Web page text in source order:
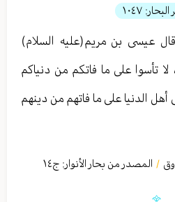
١٠٤٧
عيسى بن مريم(عليه السلام)
لا تأسوا على ما فاتكم من دنياكم
أهل الدنيا على ما فاتهم من دينهم
/ المصدر من بحار الأنوار: ج١٤